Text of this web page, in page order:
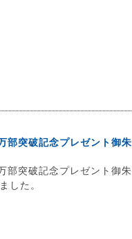
部突破記念プレゼント御朱
部突破記念プレゼント御朱
した。